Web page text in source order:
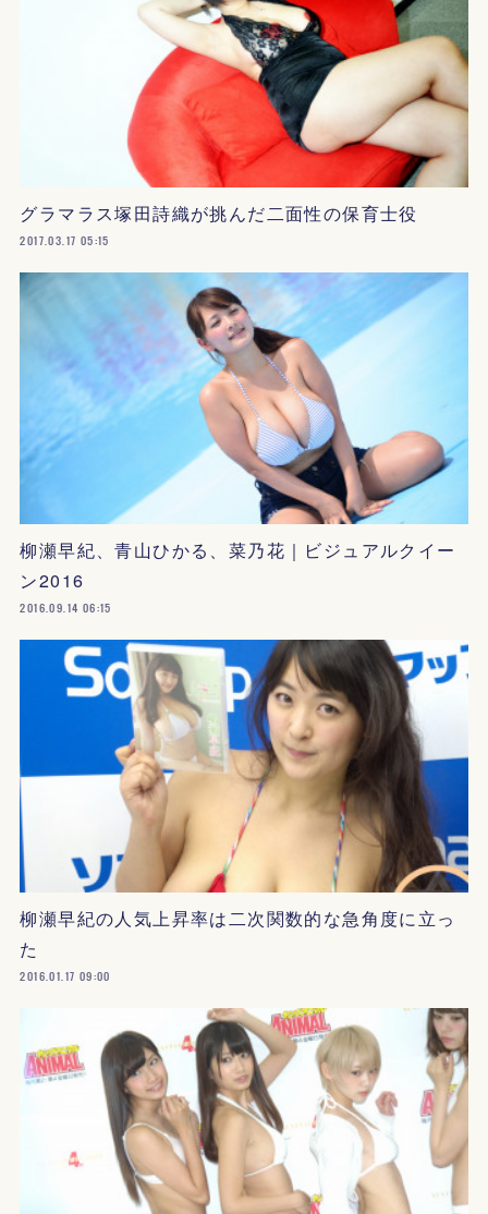
グラマラス塚田詩織が挑んだ二面性の保育士役
2017.03.17 05:15
柳瀬早紀、青山ひかる、菜乃花｜ビジュアルクイー
ン2016
2016.09.14 06:15
柳瀬早紀の人気上昇率は二次関数的な急角度に立っ
た
2016.01.17 09:00